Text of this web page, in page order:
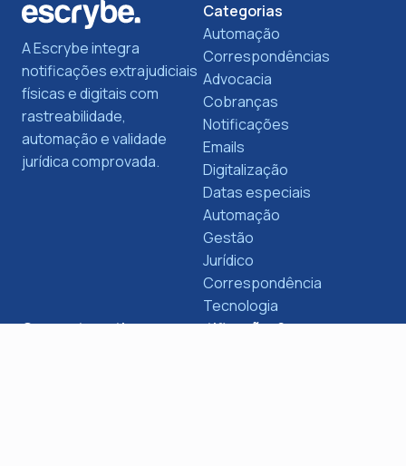
A Escrybe integra
notificações extrajudiciais
físicas e digitais com
rastreabilidade,
automação e validade
jurídica comprovada.
Categorias
Automação
Correspondências
Advocacia
Cobranças
Notificações
Emails
Digitalização
Datas especiais
Automação
Gestão
Jurídico
Correspondência
Tecnologia
Quer automatizar suas notificações?